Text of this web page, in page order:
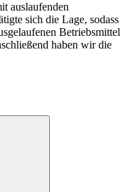
auslaufenden
sich die Lage, sodass
Betriebsmittel
haben wir die